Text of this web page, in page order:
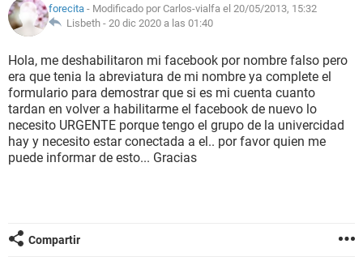
forecita - Modificado por Carlos-vialfa el 20/05/2013, 15:32
Lisbeth - 20 dic 2020 a las 01:40
Hola, me deshabilitaron mi facebook por nombre falso pero
era que tenia la abreviatura de mi nombre ya complete el
formulario para demostrar que si es mi cuenta cuanto
tardan en volver a habilitarme el facebook de nuevo lo
necesito URGENTE porque tengo el grupo de la univercidad
hay y necesito estar conectada a el.. por favor quien me
puede informar de esto... Gracias
Compartir